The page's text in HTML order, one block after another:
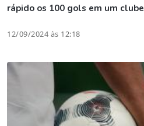
rápido os 100 gols em um clube
12/09/2024 às 12:18